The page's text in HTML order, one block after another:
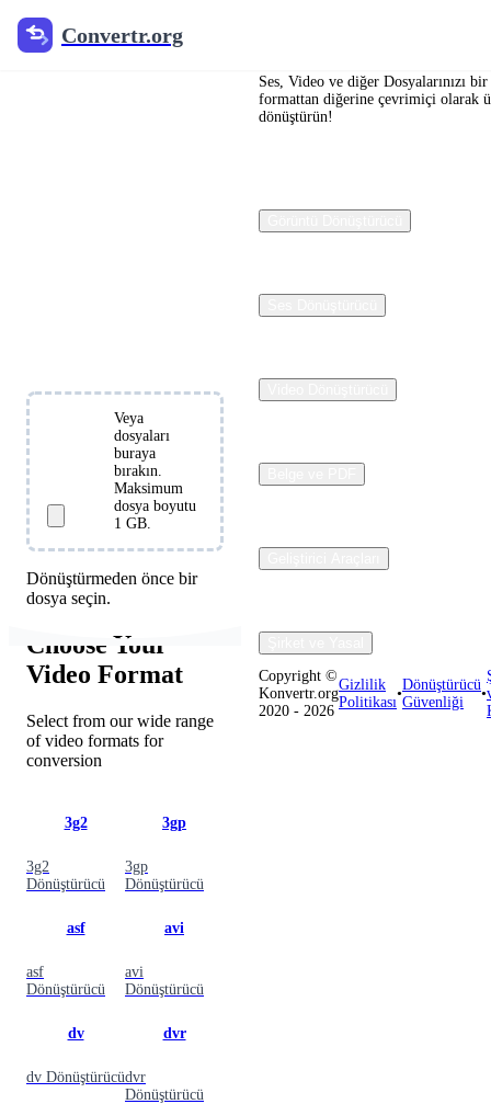
Convertr.org
Ücretsiz
Veya
dosyaları
buraya
bırakın.
Maksimum
dosya boyutu
1 GB.
Dönüştürmeden önce bir
dosya seçin.
Choose Your
Video Format
Select from our wide range
of video formats for
conversion
3g2
3g2
Dönüştürücü
3gp
3gp
Dönüştürücü
asf
asf
Dönüştürücü
avi
avi
Dönüştürücü
dv
dv Dönüştürücü
dvr
dvr
Dönüştürücü
Ses, Video ve diğer Dosyalarınızı bir
formattan diğerine çevrimiçi olarak
dönüştürün!
Copyright ©
Konvertr.org
2020 - 2026
Gizlilik
Politikası
•
Dönüştürücü
Güvenliği
•